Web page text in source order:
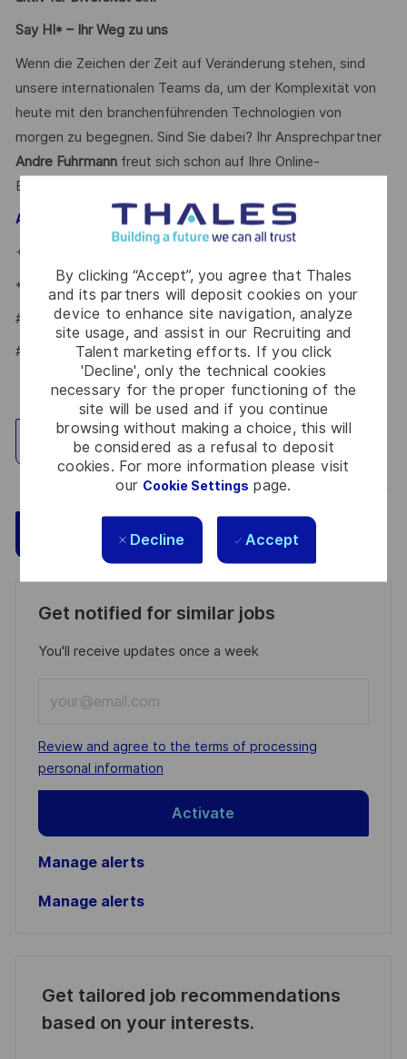
By clicking “Accept”, you agree that Thales
and its partners will deposit cookies on your
device to enhance site navigation, analyze
site usage, and assist in our Recruiting and
Talent marketing efforts. If you click
'Decline', only the technical cookies
necessary for the proper functioning of the
site will be used and if you continue
browsing without making a choice, this will
be considered as a refusal to deposit
cookies. For more information please visit
our Cookie Settings page.
Decline Accept
Say HI* – Ihr Weg zu uns
Wenn die Zeichen der Zeit auf Veränderung stehen, sind
unsere internationalen Teams da, um der Komplexität von
heute mit den branchenführenden Technologien von
morgen zu begegnen. Sind Sie dabei? Ihr Ansprechpartner
Andre Fuhrmannfreut sich schon auf Ihre Online-
Bewerbung.
Andre Fuhrmann – Talent Acquisition Partner
+49 7156 / 302 - 22002
*Human Intelligence
#LI-AF1
#LI-HYBRID
Explore Location
Save
Get notified for similar jobs
You'll receive updates once a week
Email
address
(Required)
Required
Review and agree to the terms of processing
personal information
Activate
Manage alerts
Manage alerts
Get tailored job recommendations
based on your interests.